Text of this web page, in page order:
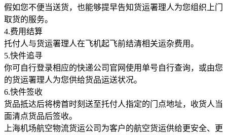
假如您不便当送货，也能够提早告知货运署理人为您组织上门
取货的服务。
4.费用结算
托付人与货运署理人在飞机起飞前结清相关运杂费用。
5.快件追寻
你可自行登录相应的快递公司官网使用单号自行查询，或由您
的货运署理人为您供给货品运送状况。
6.快件签收
货品抵达后将榜首时刻送至托付人指定的门点地址，收货人当
面清点货品后签收。
上海机场航空物流货运公司为客户的航空货运供给更安全、更